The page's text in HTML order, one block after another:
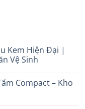
Kem Hiện Đại |
Vệ Sinh
Compact – Kho